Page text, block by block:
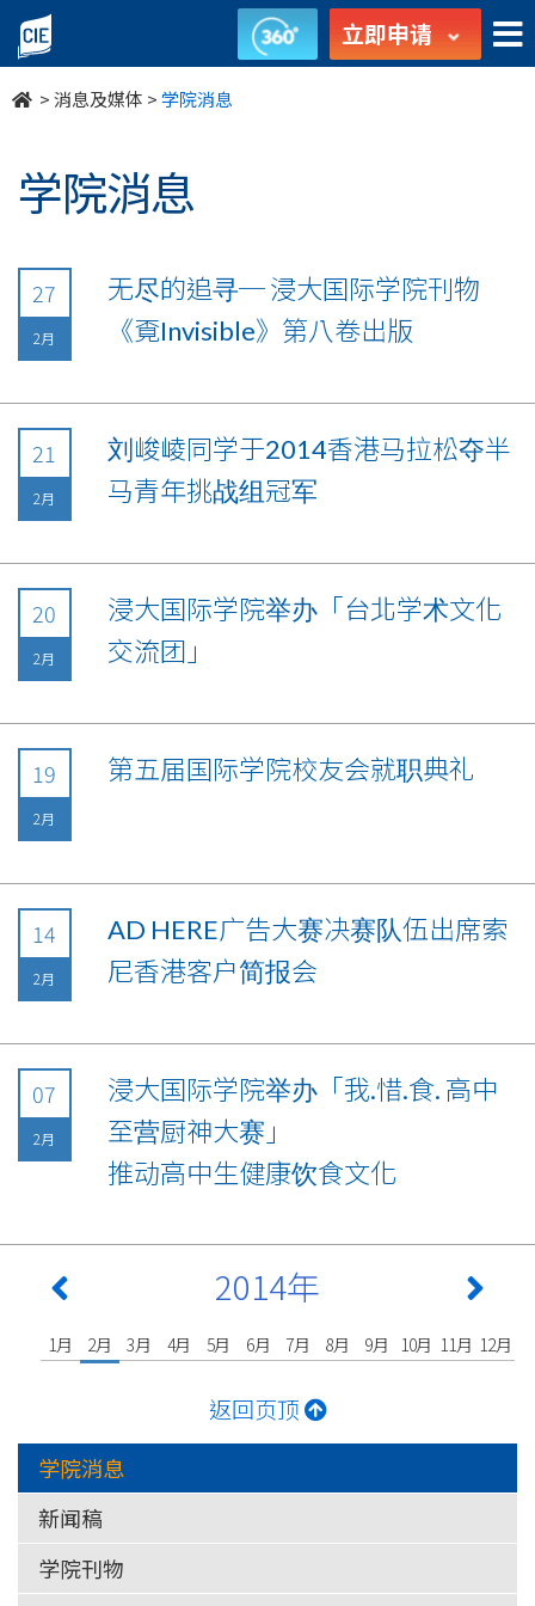
undefined 立即申请
>消息及媒体 >学院消息
学院消息
27
2月
无尽的追寻─ 浸大国际学院刊物
《覔Invisible》第八卷出版
21
2月
刘峻崚同学于2014香港马拉松夺半
马青年挑战组冠军
20
2月
浸大国际学院举办「台北学术文化
交流团」
19
2月
第五届国际学院校友会就职典礼
14
2月
AD HERE广告大赛决赛队伍出席索
尼香港客户简报会
07
2月
浸大国际学院举办「我.惜.食. 高中
至营厨神大赛」
推动高中生健康饮食文化
2014年
1月 2月 3月 4月 5月 6月 7月 8月 9月 10月 11月 12月
返回页顶
学院消息
新闻稿
学院刊物